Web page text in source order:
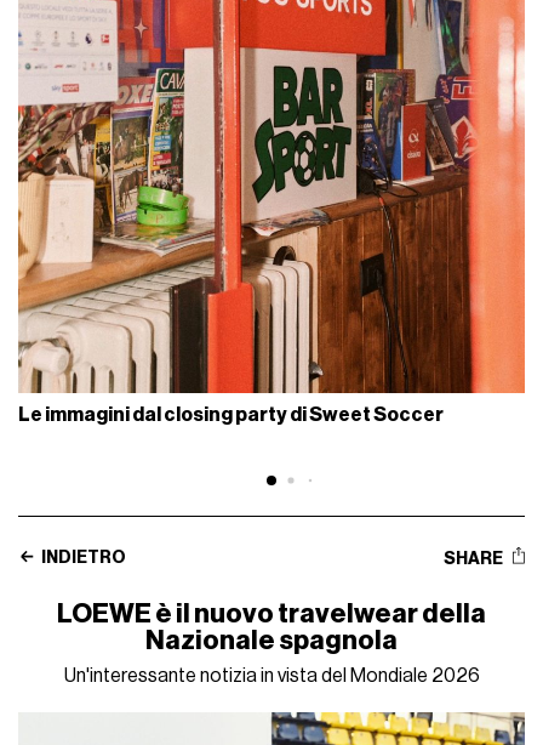
Le immagini dal closing party di Sweet Soccer
INDIETRO SHARE
LOEWE è il nuovo travelwear della
Nazionale spagnola
Un'interessante notizia in vista del Mondiale 2026